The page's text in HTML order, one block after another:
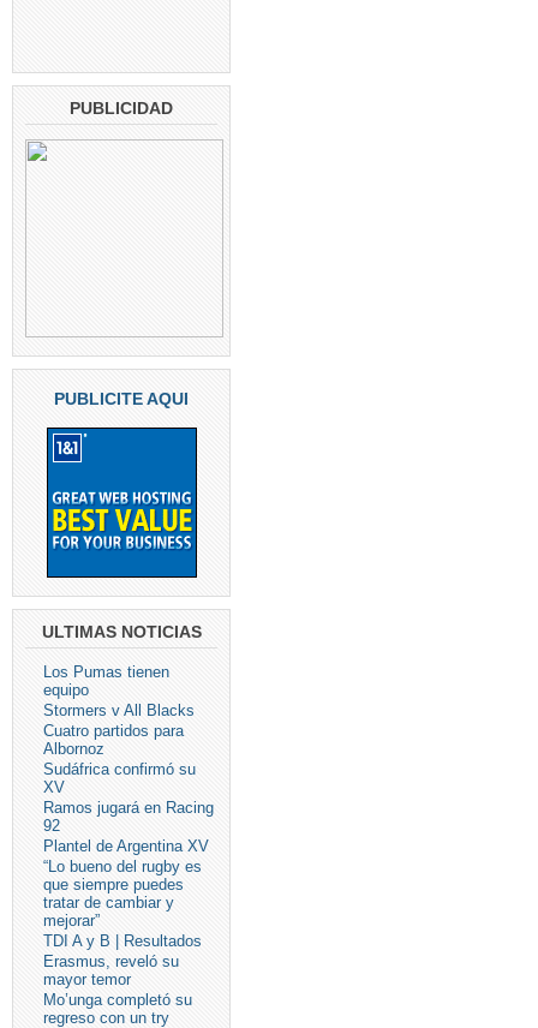
PUBLICIDAD
PUBLICITE AQUI
ULTIMAS NOTICIAS
Los Pumas tienen
equipo
Stormers v All Blacks
Cuatro partidos para
Albornoz
Sudáfrica confirmó su
XV
Ramos jugará en Racing
92
Plantel de Argentina XV
“Lo bueno del rugby es
que siempre puedes
tratar de cambiar y
mejorar”
TDI A y B | Resultados
Erasmus, reveló su
mayor temor
Mo’unga completó su
regreso con un try